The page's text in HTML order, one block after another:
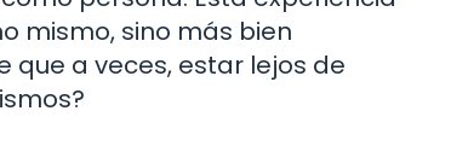
mismo, sino más bien
a veces, estar lejos de